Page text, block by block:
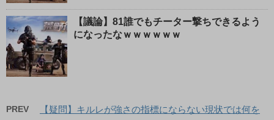
【議論】81誰でもチーター撃ちできるよう
になったなｗｗｗｗｗｗ
PREV
【疑問】キルレが強さの指標にならない現状では何を